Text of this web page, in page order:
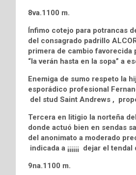
8va.1100 m.
Ínfimo cotejo para potrancas
del consagrado padrillo
primera de cambio favorecida
“la verán hasta en la sopa” a
Enemiga de sumo respeto la
esporádico profesional
del stud Saint Andrews ,
Tercera en litigio la norteña
donde actuó bien en sendas
del anonimato a moderado
indicada a ¡¡¡¡¡¡ dejar el
9na.1100 m.